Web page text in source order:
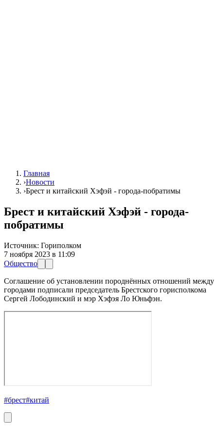
Главная
›Новости
›Брест и китайский Хэфэй - города-побратимы
Брест и китайский Хэфэй - города-
побратимы
Источник: Гориполком
7 ноября 2023 в 11:09
Общество
Соглашение об установлении породнённых отношений между
городами подписали председатель Брестского горисполкома
Сергей Лободинский и мэр Хэфэя Ло Юньфэн.
#брест#китай